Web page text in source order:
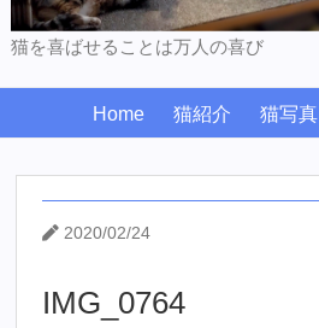
猫を喜ばせることは万人の喜び
Home 猫紹介 猫写真
2020/02/24
IMG_0764